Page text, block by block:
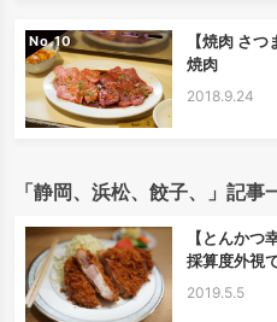
No.
【焼肉 さ
焼肉
2018.9.24
「静岡、浜松、餃子、」記事
【とんかつ
採算度外視
2019.5.5